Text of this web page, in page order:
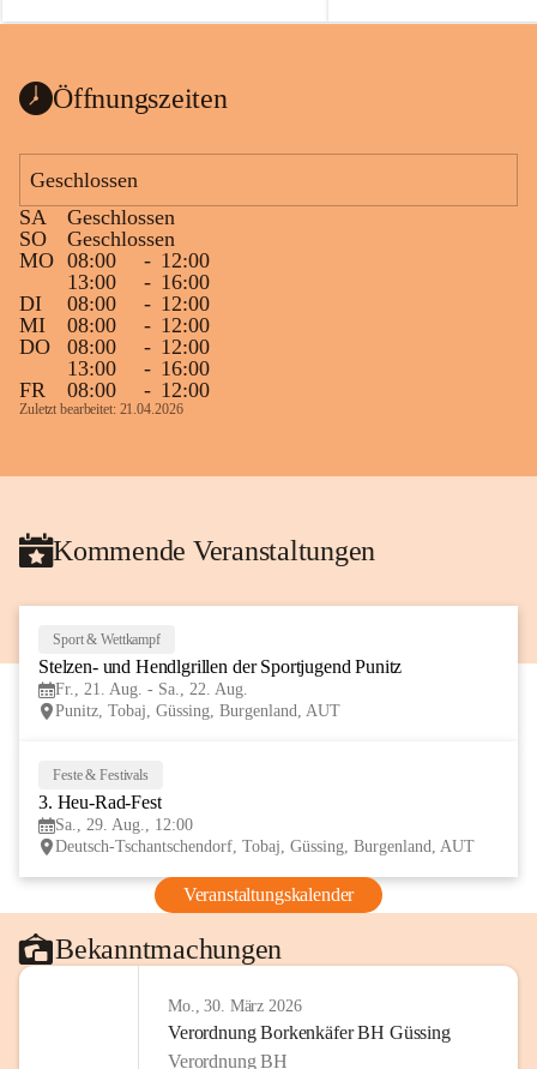
Wanduhr (!) benutzt und musste
Das Gemeindeamt freut sich sehr über die
Spende >lesenswerter< Bücher und
vorsortiert in die Bücherzelle eingeräumt
werden können.
Gleichzeitig möchten wir uns bei all Jenen
sehr herzlich bedanken, die bereits viele
tolle Bücher spendiert haben.
Gesundheit, Gelassenheit
Öffnungszeiten
Geschlossen
SA
Geschlossen
SO
Geschlossen
MO 08:00 - 12:00
13:00
- 16:00
DI
08:00 - 12:00
MI
08:00 - 12:00
DO
08:00 - 12:00
13:00
- 16:00
FR
08:00 - 12:00
Zuletzt bearbeitet: 21.04.2026
Kommende Veranstaltungen
Sport & Wettkampf
Stelzen- und Hendlgrillen der Sportjugend Punitz
Fr., 21. Aug. - Sa., 22. Aug.
Punitz, Tobaj, Güssing, Burgenland, AUT
Feste & Festivals
3. Heu-Rad-Fest
Sa., 29. Aug., 12:00
Deutsch-Tschantschendorf, Tobaj, Güssing, Burgenland, AUT
Veranstaltungskalender
Bekanntmachungen
Mo., 30. März 2026
Verordnung Borkenkäfer BH Güssing
Verordnung BH